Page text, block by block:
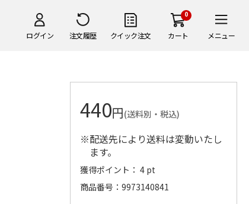
ログイン 注文履歴 クイック注文
0
カート メニュー
440円(送料別・税込)
※配送先により送料は変動いたし
ます。
獲得ポイント： 4 pt
商品番号
9973140841